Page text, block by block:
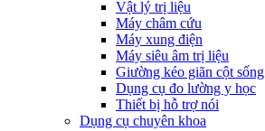
Vật lý trị liệu
Máy châm cứu
Máy xung điện
Máy siêu âm trị liệu
Giường kéo giãn cột sống
Dụng cụ đo lường y học
Thiết bị hỗ trợ nói
Dụng cụ chuyên khoa